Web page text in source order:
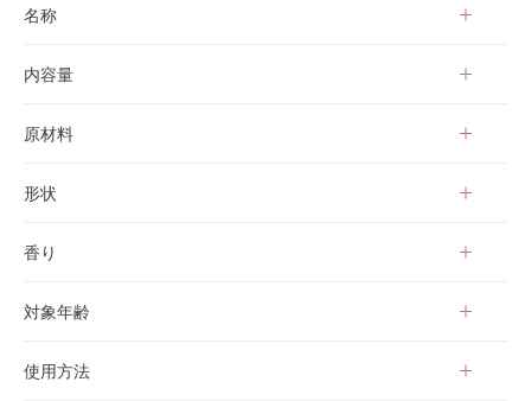
名称
内容量
原材料
オール、PPG-28ブテス-35、ステアリン酸グリセリル、ホホバ種
ンチレングリコール、BG、ラウラミドプロピルベタイン、ラウ
ポリソルベート80、ステアリン酸PEG-75、キサンタンガム、カ
タノール、ラベンダー油
形状
香り
対象年齢
使用方法